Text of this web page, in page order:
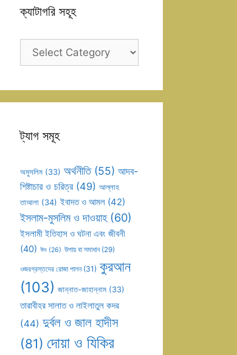
ক্যাটাগরি সহূহ
ক্যাটাগরি
ট্যাগ সমূহ
অমুসলিম (33) অর্থনীতি(55) আদব-
শিষ্টাচার ও চরিত্র(49) আল্লাহ
তাআলা (34) ইবাদত ও আমল (42)
ইসলাম-মুসলিম ও দাওয়াহ(60)
ইসলামী ইতিহাস ও ঘটনা এবং জীবনী
(40) ঈদ (26) উপায় বা সমাধান(29)
ওজরগ্রস্তদের রোজা পালন(31) কুরআন
(103) জান্নাত-জাহান্নাম (33)
তারাবীহর সালাত ও লাইলাতুল কদর
(44) দুর্বল ও জাল হাদীস
(81) দোয়া ও যিকির